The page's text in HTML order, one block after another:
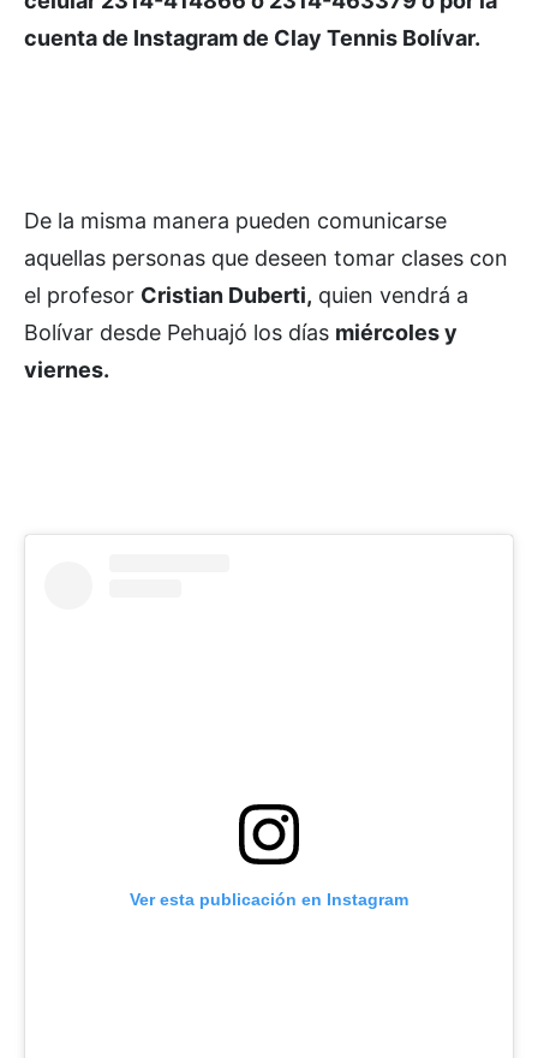
cuenta de Instagram de Clay Tennis Bolívar.
De la misma manera pueden comunicarse
aquellas personas que deseen tomar clases con
el profesor Cristian Duberti, quien vendrá a
Bolívar desde Pehuajó los días miércoles y
viernes.
Ver esta publicación en Instagram